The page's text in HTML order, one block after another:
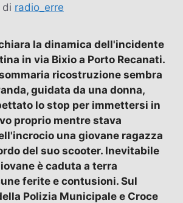
di radio_erre
la dinamica dell'incidente
in via Bixio a Porto Recanati.
ricostruzione sembra
guidata da una donna,
lo stop per immettersi in
proprio mentre stava
una giovane ragazza
del suo scooter. Inevitabile
è caduta a terra
ferite e contusioni. Sul
Polizia Municipale e Croce